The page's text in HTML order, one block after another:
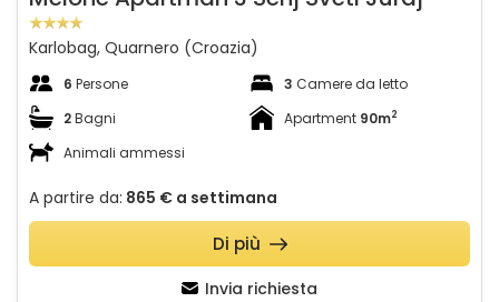
Karlobag, Quarnero (Croazia)
6 Persone 3 Camere da letto
2Bagni Apartment 90m2
Animali ammessi
A partire da: 865 € a settimana
Invia richiesta
Di più